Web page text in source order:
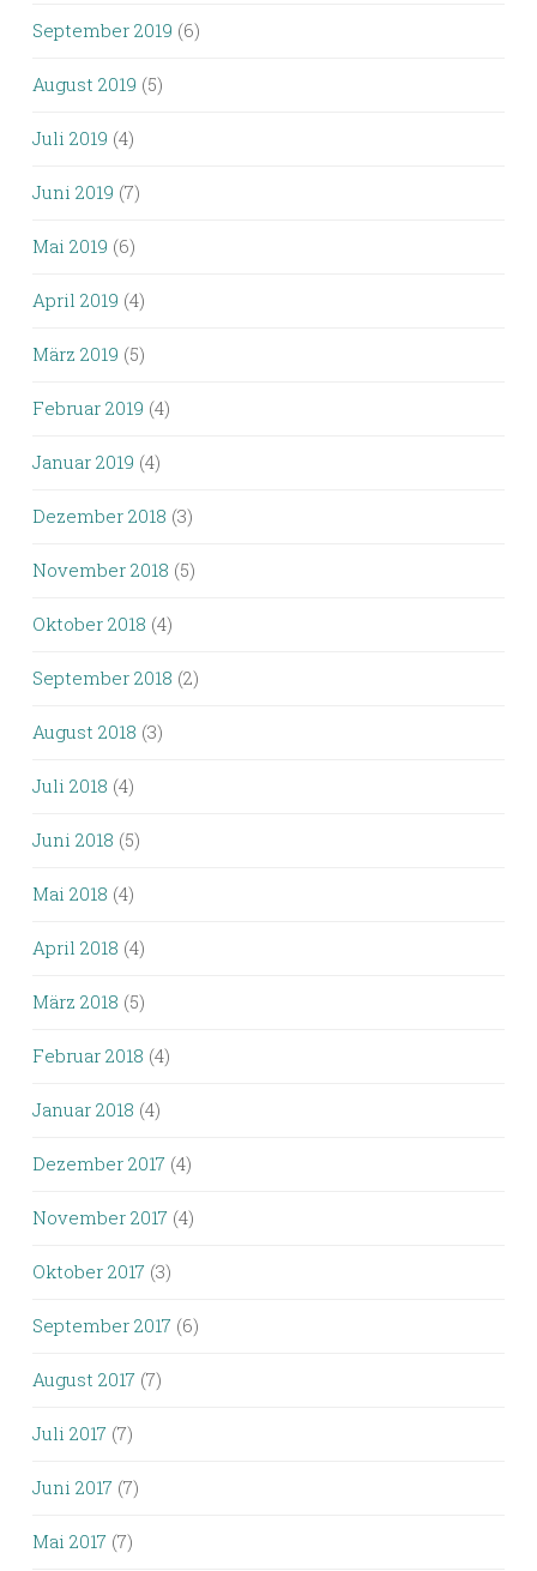
September 2019 (6)
August 2019 (5)
Juli 2019 (4)
Juni 2019 (7)
Mai 2019 (6)
April 2019 (4)
März 2019 (5)
Februar 2019 (4)
Januar 2019 (4)
Dezember 2018 (3)
November 2018 (5)
Oktober 2018 (4)
September 2018 (2)
August 2018 (3)
Juli 2018 (4)
Juni 2018 (5)
Mai 2018 (4)
April 2018 (4)
März 2018 (5)
Februar 2018 (4)
Januar 2018 (4)
Dezember 2017 (4)
November 2017 (4)
Oktober 2017 (3)
September 2017 (6)
August 2017 (7)
Juli 2017 (7)
Juni 2017 (7)
Mai 2017 (7)